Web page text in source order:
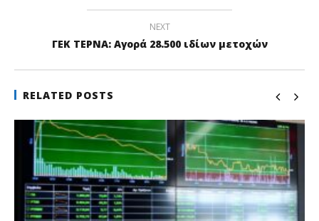
NEXT
ΓΕΚ ΤΕΡΝΑ: Αγορά 28.500 ιδίων μετοχών
RELATED POSTS